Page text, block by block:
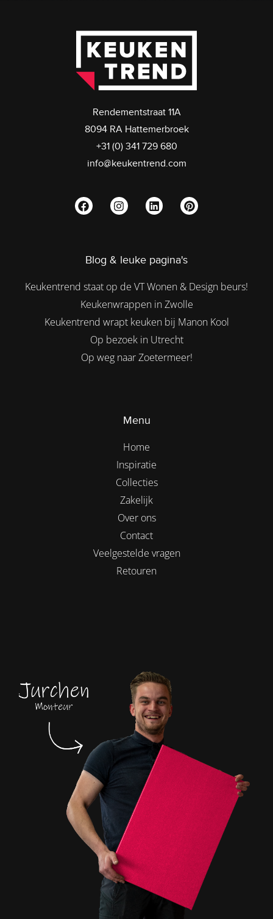
Rendementstraat 11A
8094 RA Hattemerbroek
+31 (0) 341 729 680
info@keukentrend.com
Blog & leuke pagina's
Keukentrend staat op de VT Wonen & Design beurs!
Keukenwrappen in Zwolle
Keukentrend wrapt keuken bij Manon Kool
Op bezoek in Utrecht
Op weg naar Zoetermeer!
Menu
Home
Inspiratie
Collecties
Zakelijk
Over ons
Contact
Veelgestelde vragen
Retouren